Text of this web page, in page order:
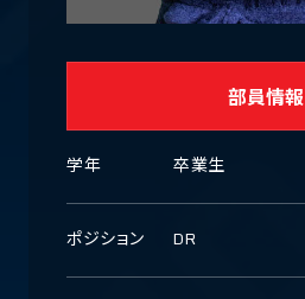
部員情報
学年 卒業生
ポジション DR